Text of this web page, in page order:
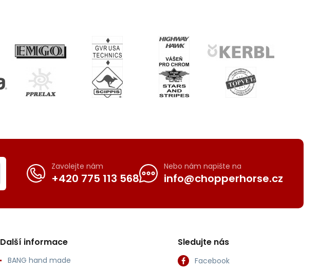
Zavolejte nám
+420 775 113 568
Nebo nám napište na
info@chopperhorse.cz
Další informace
BANG hand made
Sledujte nás
Facebook